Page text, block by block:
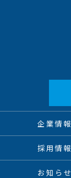
企業情報
採用情報
お知らせ